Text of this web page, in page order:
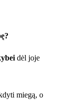
dėl joje
miegą, o